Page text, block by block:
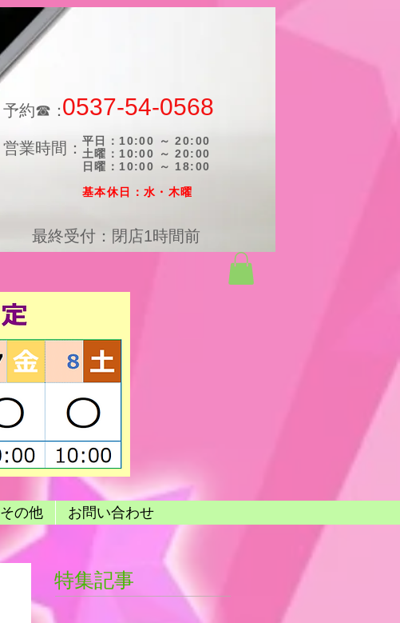
​予約☎：0537-54-0568
平日：10:00 ～ 20:00
土曜：10:00 ～ 20:00
日曜：10:00 ～ 18:00
​基本休日：水・木曜
営業時間：
最終受付：閉店1時間前
その他 お問い合わせ
特集記事